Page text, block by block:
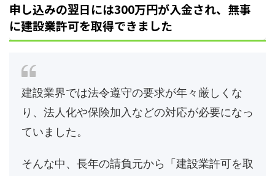
申し込みの翌日には300万円が入金され、無事
に建設業許可を取得できました
建設業界では法令遵守の要求が年々厳しくな
り、法人化や保険加入などの対応が必要になっ
ていました。
そんな中、長年の請負元から「建設業許可を取